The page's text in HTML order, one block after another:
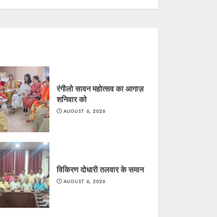
रंगीलो सावन महोत्सव का आगाज़
शनिवार को
AUGUST 6, 2026
विकिरण दोधारी तलवार के समान
AUGUST 6, 2026